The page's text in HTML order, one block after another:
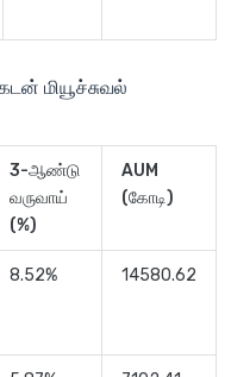
மியூச்சுவல்
3-ஆண்டு
வருவாய்
(%)
AUM
(கோடி)
8.52% 14580.62